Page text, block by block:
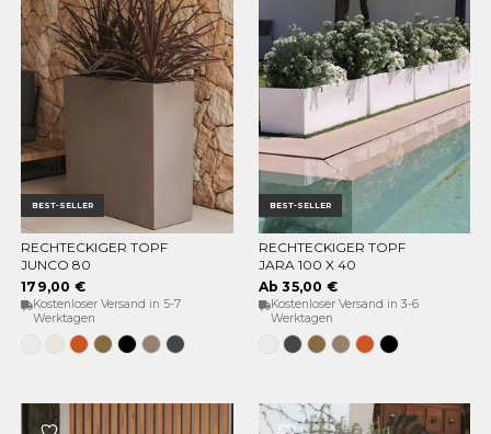
BEST-SELLER
OPTIONEN WÄHLEN
RECHTECKIGER TOPF
JUNCO 80
179,00 €
Kostenloser Versand in 5-7
Werktagen
WeissOpak-
Beige
Terrakotta
BronzeSchwarz
TaupeAnthrazit
BEST-SELLER
OPTIONEN WÄHLEN
RECHTECKIGER TOPF
JARA 100 X 40
Ab 35,00 €
Kostenloser Versand in 3-6
Werktagen
WeissAnthrazit
BronzeTaupeTerrakotta
Schwarz